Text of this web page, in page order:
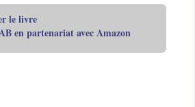
le livre
en partenariat avec Amazon